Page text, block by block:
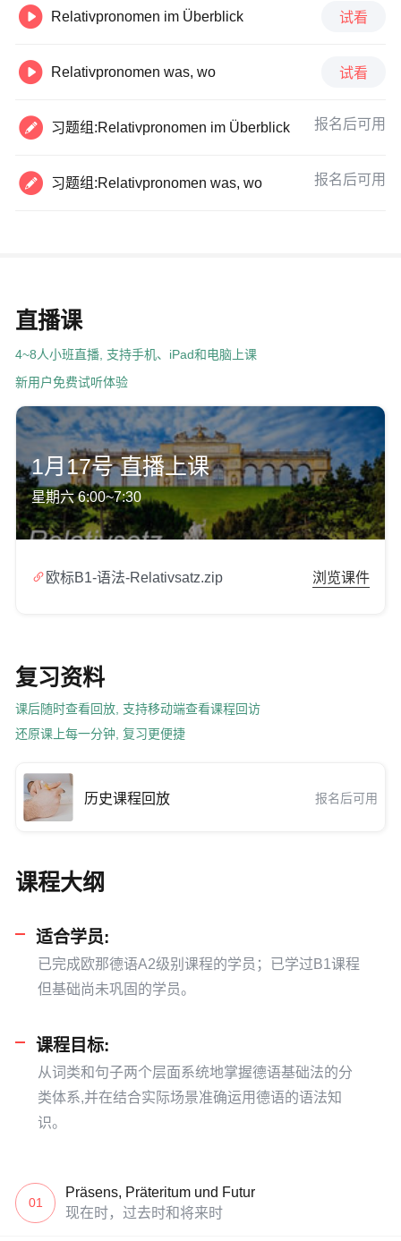
 Relativpronomen im Überblick 试看
 Relativpronomen was, wo 试看
 习题组:Relativpronomen im Überblick 报名后可用
 习题组:Relativpronomen was, wo 报名后可用
直播课
4~8人小班直播, 支持手机、iPad和电脑上课
新用户免费试听体验
1月17号 直播上课
星期六 6:00~7:30
 欧标B1-语法-Relativsatz.zip 浏览课件
复习资料
课后随时查看回放, 支持移动端查看课程回访
还原课上每一分钟, 复习更便捷
历史课程回放 报名后可用
课程大纲
适合学员:
已完成欧那德语A2级别课程的学员；已学过B1课程
但基础尚未巩固的学员。
课程目标:
从词类和句子两个层面系统地掌握德语基础法的分
类体系,并在结合实际场景准确运用德语的语法知
识。
01
Präsens, Präteritum und Futur
现在时，过去时和将来时